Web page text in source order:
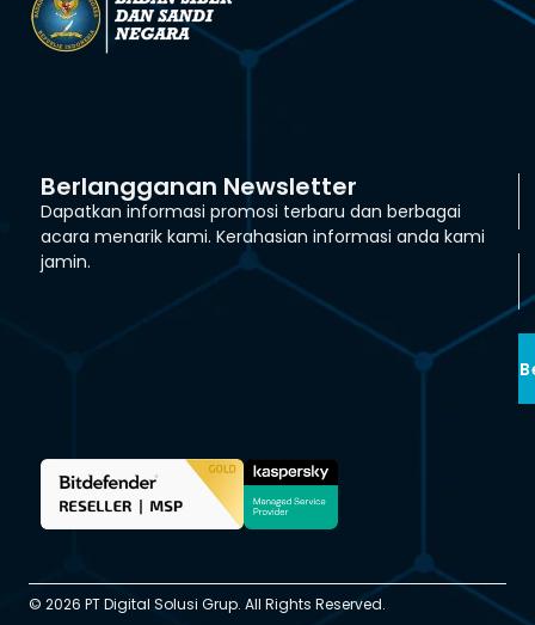
Berlangganan Newsletter
Dapatkan informasi promosi terbaru dan berbagai
acara menarik kami. Kerahasian informasi anda kami
jamin.
© 2026 PT Digital Solusi Grup. All Rights Reserved.